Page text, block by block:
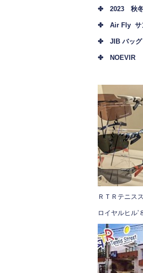
✤ 2023 秋冬
✤ Air Fly サ
✤ JIB バッ
✤ NOEVIR
ＲＴＲテニス
ロイヤルヒル’